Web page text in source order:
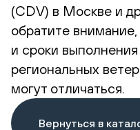
(CDV) в Москве и
обратите
и сроки
региональных
могут отличаться.
Вернуться в